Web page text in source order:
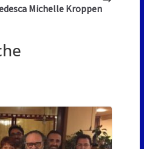
Michelle Kroppen